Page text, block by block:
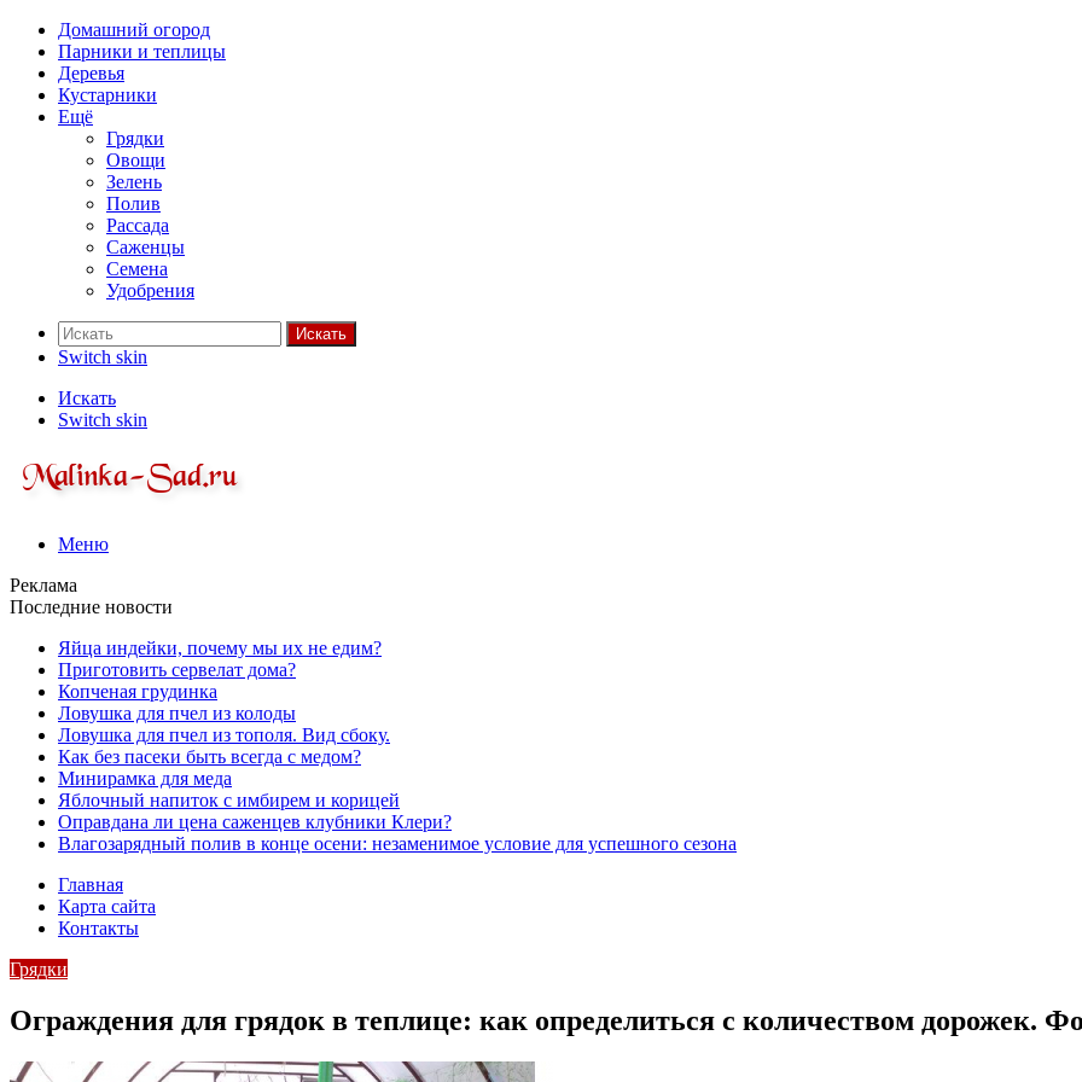
Домашний огород
Парники и теплицы
Деревья
Кустарники
Ещё
Грядки
Овощи
Зелень
Полив
Рассада
Саженцы
Семена
Удобрения
Искать
Switch skin
Искать
Switch skin
Меню
Реклама
Последние новости
Яйца индейки, почему мы их не едим?
Приготовить сервелат⁠⁠ дома?
Копченая грудинка
Ловушка для пчел из колоды
Ловушка для пчел из тополя. Вид сбоку.
Как без пасеки быть всегда с медом?
Минирамка для меда
Яблочный напиток с имбирем и корицей
Оправдана ли цена саженцев клубники Клери?
Влагозарядный полив в конце осени: незаменимое условие для успешного сезона
Главная
Карта сайта
Контакты
Грядки
Ограждения для грядок в теплице: как определиться с количеством дорожек.